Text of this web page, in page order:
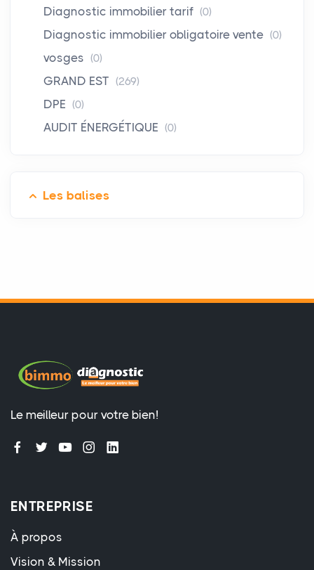
Diagnostic immobilier tarif (0)
Diagnostic immobilier obligatoire vente (0)
vosges (0)
GRAND EST (269)
DPE (0)
AUDIT ÉNERGÉTIQUE (0)
Les balises
Le meilleur pour votre bien!
ENTREPRISE
À propos
Vision & Mission